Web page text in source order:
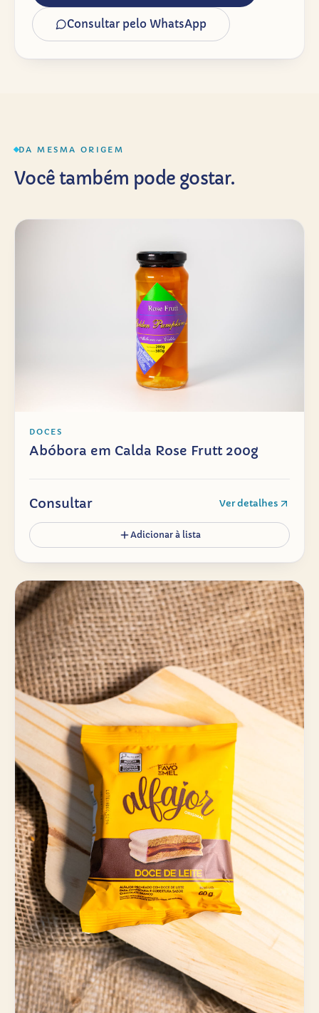
Consultar pelo WhatsApp
DA MESMA ORIGEM
Você também pode gostar.
DOCES
Abóbora em Calda Rose Frutt 200g
Consultar Ver detalhes
Adicionar à lista